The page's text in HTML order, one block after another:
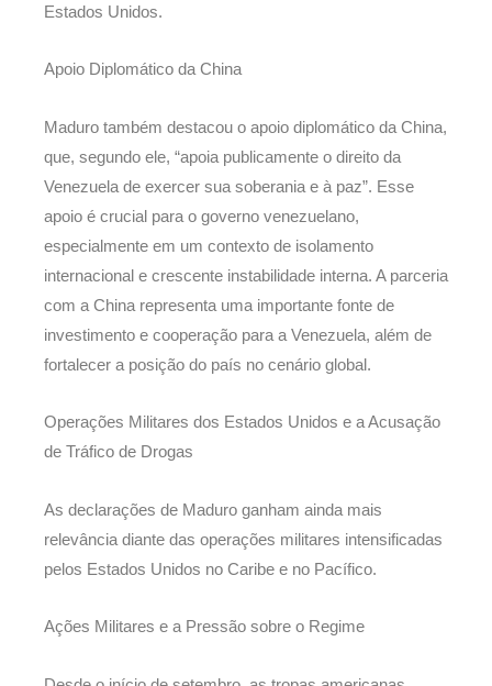
Estados Unidos.
Apoio Diplomático da China
Maduro também destacou o apoio diplomático da China,
que, segundo ele, “apoia publicamente o direito da
Venezuela de exercer sua soberania e à paz”. Esse
apoio é crucial para o governo venezuelano,
especialmente em um contexto de isolamento
internacional e crescente instabilidade interna. A parceria
com a China representa uma importante fonte de
investimento e cooperação para a Venezuela, além de
fortalecer a posição do país no cenário global.
Operações Militares dos Estados Unidos e a Acusação
de Tráfico de Drogas
As declarações de Maduro ganham ainda mais
relevância diante das operações militares intensificadas
pelos Estados Unidos no Caribe e no Pacífico.
Ações Militares e a Pressão sobre o Regime